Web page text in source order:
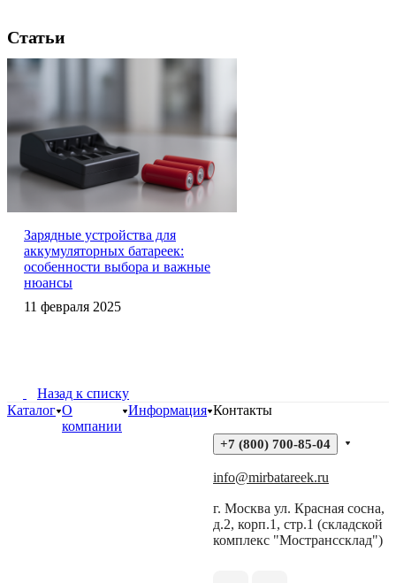
Статьи
Зарядные устройства для
аккумуляторных батареек:
особенности выбора и важные
нюансы
11 февраля 2025
Назад к списку
Каталог О
компании
Информация Контакты
+7 (800) 700-85-04
info@mirbatareek.ru
г. Москва ул. Красная сосна,
д.2, корп.1, стр.1 (складской
комплекс "Мостранссклад")